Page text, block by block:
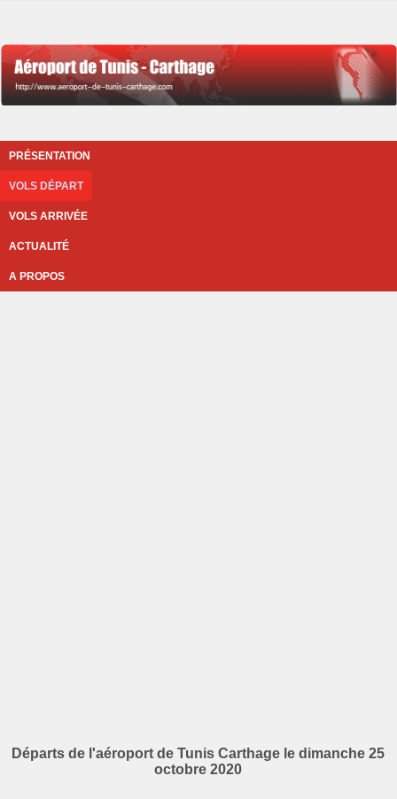
PRÉSENTATION
VOLS DÉPART
VOLS ARRIVÉE
ACTUALITÉ
A PROPOS
Départs de l'aéroport de Tunis Carthage le dimanche 25
octobre 2020